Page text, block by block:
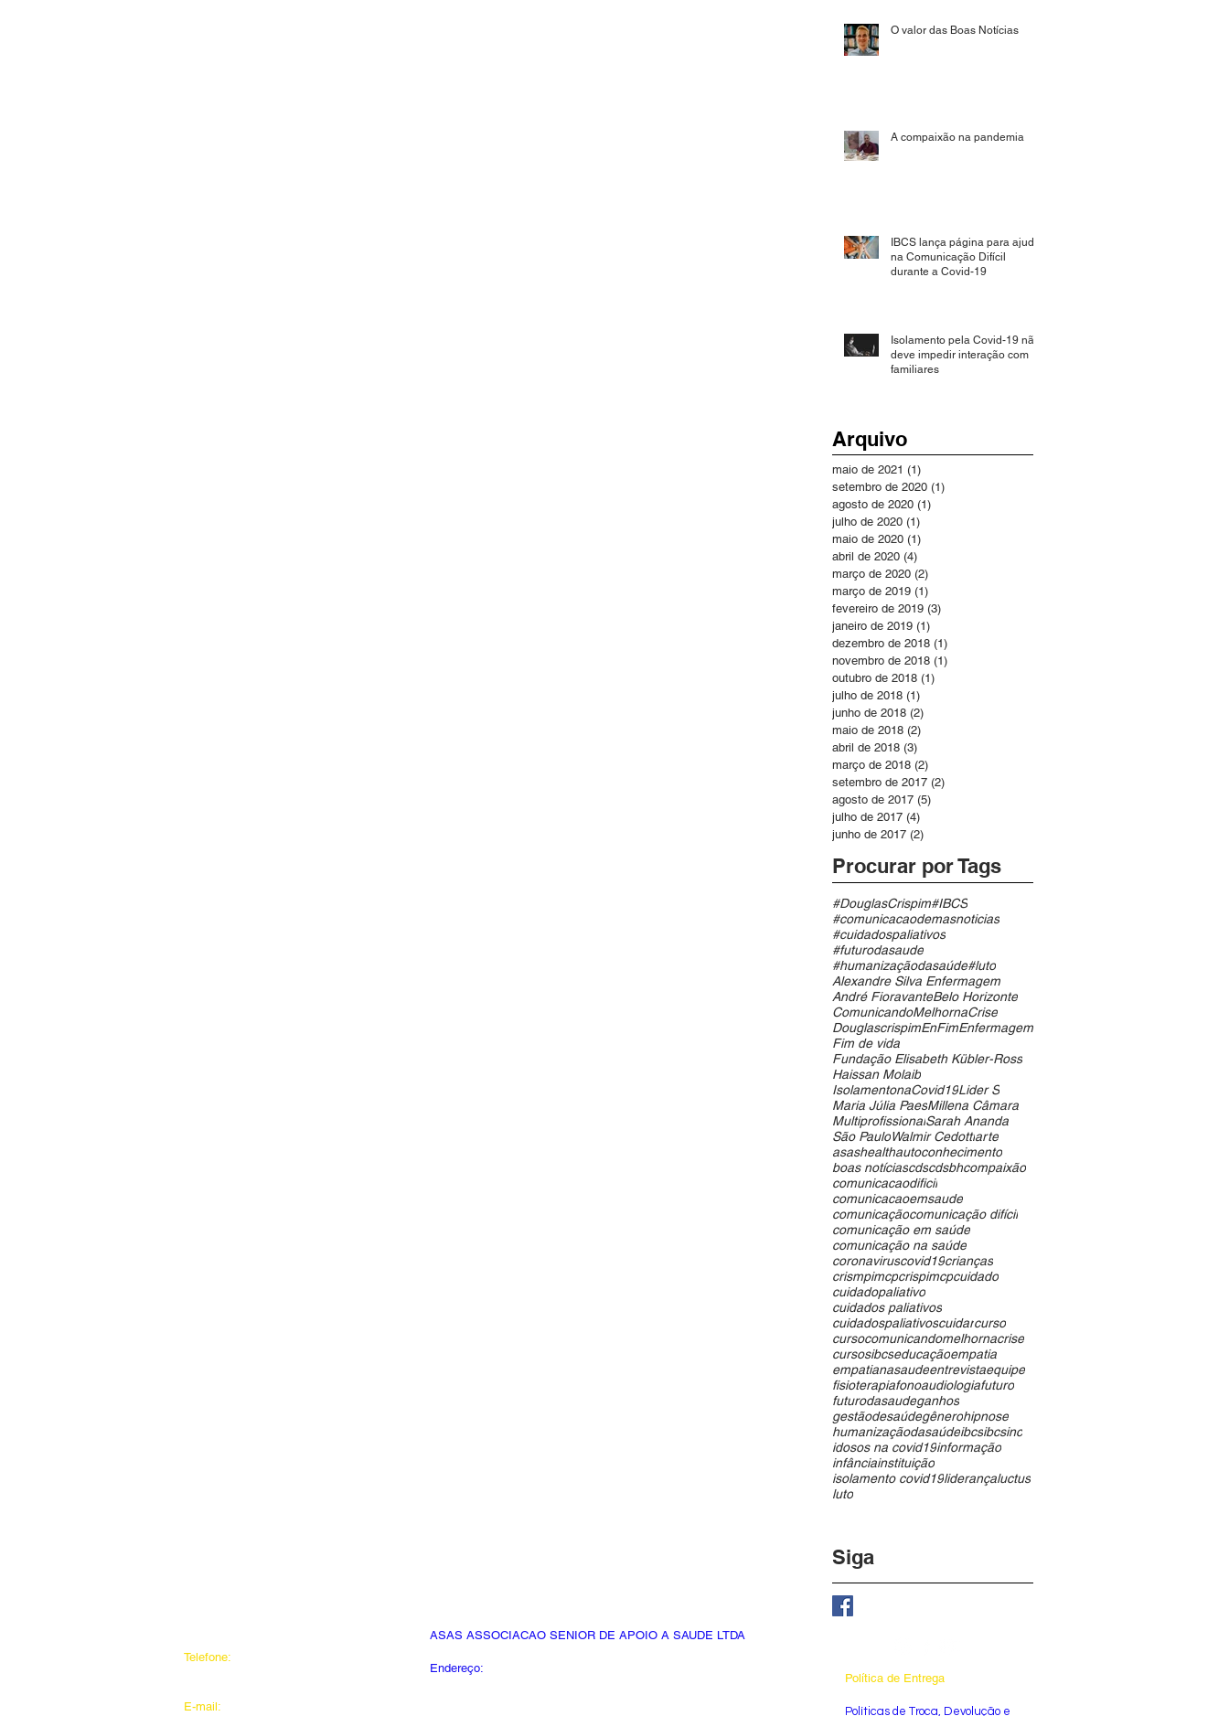
O valor das Boas Notícias
A compaixão na pandemia
IBCS lança página para ajudar
na Comunicação Difícil
durante a Covid-19
Isolamento pela Covid-19 não
deve impedir interação com
familiares
Arquivo
maio de 2021 (1)
setembro de 2020 (1)
agosto de 2020 (1)
julho de 2020 (1)
maio de 2020 (1)
abril de 2020 (4)
março de 2020 (2)
março de 2019 (1)
fevereiro de 2019 (3)
janeiro de 2019 (1)
dezembro de 2018 (1)
novembro de 2018 (1)
outubro de 2018 (1)
julho de 2018 (1)
junho de 2018 (2)
maio de 2018 (2)
abril de 2018 (3)
março de 2018 (2)
setembro de 2017 (2)
agosto de 2017 (5)
julho de 2017 (4)
junho de 2017 (2)
Procurar por Tags
#DouglasCrispim#IBCS
#comunicacaodemasnoticias
#cuidadospaliativos
#futurodasaude
#humanizaçãodasaúde#luto
Alexandre Silva Enfermagem
André FioravanteBelo Horizonte
ComunicandoMelhornaCrise
DouglascrispimEnFimEnfermagem
Fim de vida
Fundação Elisabeth Kübler-Ross
Haissan Molaib
IsolamentonaCovid19Lider S
Maria Júlia PaesMillena Câmara
MultiprofissionalSarah Ananda
São PauloWalmir Cedottiarte
asashealthautoconhecimento
boas notíciascdscdsbhcompaixão
comunicacaodificil
comunicacaoemsaude
comunicaçãocomunicação difícil
comunicação em saúde
comunicação na saúde
coronaviruscovid19crianças
crismpimcpcrispimcpcuidado
cuidadopaliativo
cuidados paliativos
cuidadospaliativoscuidarcurso
cursocomunicandomelhornacrise
cursosibcseducaçãoempatia
empatianasaudeentrevistaequipe
fisioterapiafonoaudiologiafuturo
futurodasaudeganhos
gestãodesaúdegênerohipnose
humanizaçãodasaúdeibcsibcsinc
idosos na covid19informação
infânciainstituição
isolamento covid19liderançaluctus
luto
Siga
Telefone:
E-mail:
ASAS ASSOCIACAO SENIOR DE APOIO A SAUDE LTDA
Endereço:
Política de Entrega
​Políticas de Troca, Devolução e